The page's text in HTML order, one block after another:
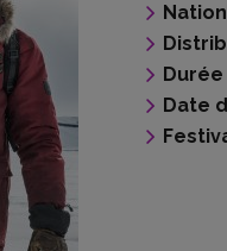
Durée
Date